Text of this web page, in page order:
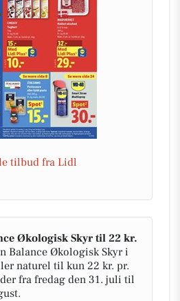
tilbud fra Lidl
Økologisk Skyr til 22 kr.
Balance Økologisk Skyr i
naturel til kun 22 kr. pr.
fra fredag den 31. juli til